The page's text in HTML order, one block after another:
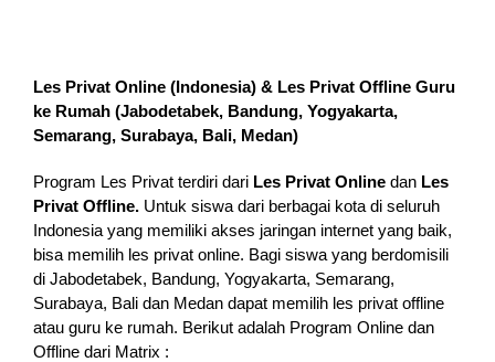
Les Privat Online (Indonesia) & Les Privat Offline Guru
ke Rumah (Jabodetabek, Bandung, Yogyakarta,
Semarang, Surabaya, Bali, Medan)
Program Les Privat terdiri dari Les Privat Online dan Les
Privat Offline. Untuk siswa dari berbagai kota di seluruh
Indonesia yang memiliki akses jaringan internet yang baik,
bisa memilih les privat online. Bagi siswa yang berdomisili
di Jabodetabek, Bandung, Yogyakarta, Semarang,
Surabaya, Bali dan Medan dapat memilih les privat offline
atau guru ke rumah. Berikut adalah Program Online dan
Offline dari Matrix :